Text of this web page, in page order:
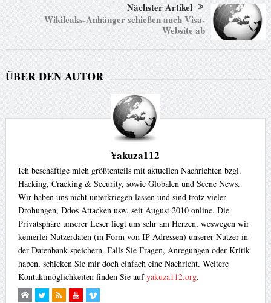
Nächster Artikel
Wikileaks-Anhänger schießen auch Visa-
Website ab
ÜBER DEN AUTOR
¥akuza112
Ich beschäftige mich größtenteils mit aktuellen Nachrichten bzgl.
Hacking, Cracking & Security, sowie Globalen und Scene News.
Wir haben uns nicht unterkriegen lassen und sind trotz vieler
Drohungen, Ddos Attacken usw. seit August 2010 online. Die
Privatsphäre unserer Leser liegt uns sehr am Herzen, weswegen wir
keinerlei Nutzerdaten (in Form von IP Adressen) unserer Nutzer in
der Datenbank speichern. Falls Sie Fragen, Anregungen oder Kritik
haben, schicken Sie mir doch einfach eine Nachricht. Weitere
Kontaktmöglichkeiten finden Sie aufyakuza112.org.